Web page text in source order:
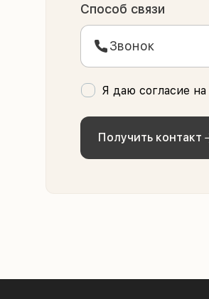
Способ связи
Звонок
Я даю согласие
Получить контакт